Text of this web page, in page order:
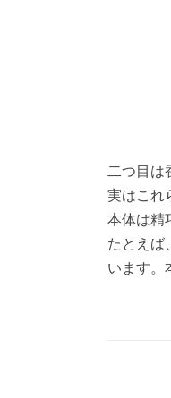
二つ目は
実はこれ
本体は精
たとえば
います。